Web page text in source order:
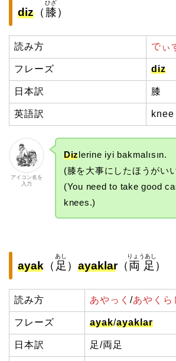
diz （ 膝
ひざ
）
読み方 でぃ
フレーズ diz
日本訳 膝
英語訳 knee
アイコン名を
入力
Dizlerine iyi bakmalısın.
(膝を大事にしたほうがい
(You need to take good
knees.)
ayak （ 足
あし
） ayaklar（両足
りょうあし
）
読み方 あやっく /あやくら
フレーズ ayak/ayaklar
日本訳 足/両足